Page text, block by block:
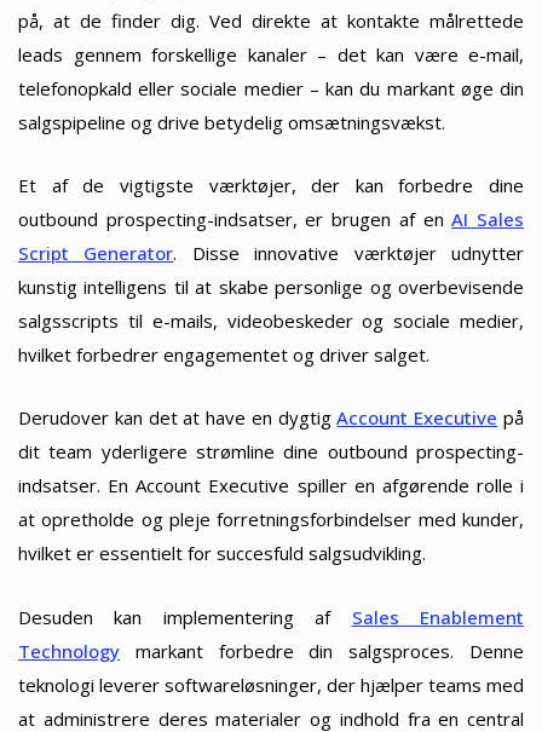
på, at de finder dig. Ved direkte at kontakte målrettede
leads gennem forskellige kanaler – det kan være e-mail,
telefonopkald eller sociale medier – kan du markant øge din
salgspipeline og drive betydelig omsætningsvækst.
Et af de vigtigste værktøjer, der kan forbedre dine
outbound prospecting-indsatser, er brugen af enAI Sales
Script Generator. Disse innovative værktøjer udnytter
kunstig intelligens til at skabe personlige og overbevisende
salgsscripts til e-mails, videobeskeder og sociale medier,
hvilket forbedrer engagementet og driver salget.
Derudover kan det at have en dygtigAccount Executive på
dit team yderligere strømline dine outbound prospecting-
indsatser. En Account Executive spiller en afgørende rolle i
at opretholde og pleje forretningsforbindelser med kunder,
hvilket er essentielt for succesfuld salgsudvikling.
Desuden kan implementering af Sales Enablement
Technology markant forbedre din salgsproces. Denne
teknologi leverer softwareløsninger, der hjælper teams med
at administrere deres materialer og indhold fra en central